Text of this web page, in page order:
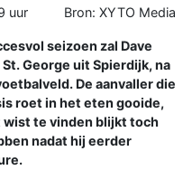
uur Bron: XYTO Media
seizoen zal Dave
George uit Spierdijk, na
De aanvaller die
roet in het eten gooide,
te vinden blijkt toch
nadat hij eerder